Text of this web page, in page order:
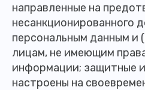
направленные на
несанкционированного
персональным данным и
лицам, не имеющим
информации; защитные
настроены на